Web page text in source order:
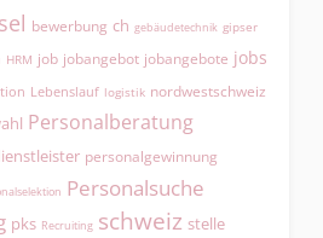
bewerbung ch gebäudetechnik gipser
HRM job jobangebot jobangebote jobs
Lebenslauf logistik nordwestschweiz
Personalberatung
personalgewinnung
Personalsuche
pks Recruiting schweiz stelle